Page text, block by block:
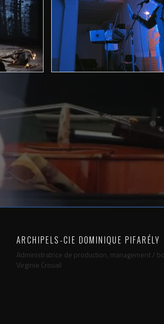
ARCHIPELS-CIE DOMINIQUE PIFARÉLY
Administratrice de production, management /
Virginie Crouail